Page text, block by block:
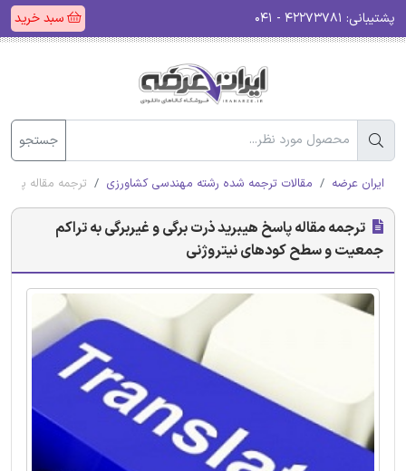
پشتیبانی: سبد خرید
جستجو
ایران عرضه مقالات ترجمه شده رشته مهندسی کشاورزی ترجمه مقاله
ترجمه مقاله پاسخ هیبرید ذرت برگی و غیربرگی به تراکم
جمعیت و سطح کودهای نیتروژنی